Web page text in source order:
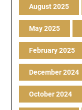
August 2025
May 2025
February 2025
December 2024
October 2024